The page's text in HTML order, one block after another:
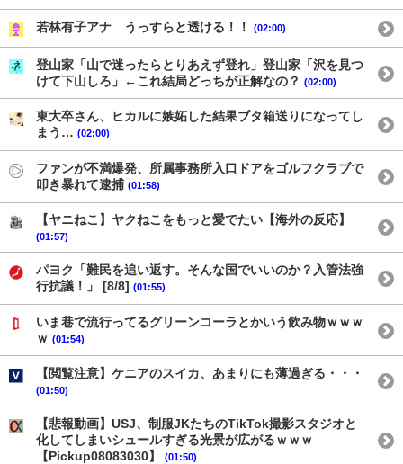
若林有子アナ うっすらと透ける！！ (02:00)
登山家「山で迷ったらとりあえず登れ」登山家「沢を見つ
けて下山しろ」←これ結局どっちが正解なの？ (02:00)
東大卒さん、ヒカルに嫉妬した結果ブタ箱送りになってし
まう… (02:00)
ファンが不満爆発、所属事務所入口ドアをゴルフクラブで
叩き暴れて逮捕 (01:58)
【ヤニねこ】ヤクねこをもっと愛でたい【海外の反応】
(01:57)
パヨク「難民を追い返す。そんな国でいいのか？入管法強
行抗議！」 [8/8] (01:55)
いま巷で流行ってるグリーンコーラとかいう飲み物ｗｗｗ
ｗ (01:54)
【閲覧注意】ケニアのスイカ、あまりにも薄過ぎる・・・
(01:50)
【悲報動画】USJ、制服JKたちのTikTok撮影スタジオと
化してしまいシュールすぎる光景が広がるｗｗｗ
【Pickup08083030】
(01:50)